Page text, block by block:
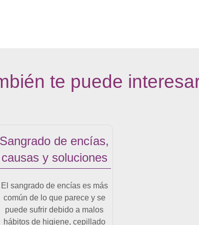
te puede
Sangrado de encías,
causas y soluciones
El sangrado de encías es más
común de lo que parece y se
puede sufrir debido a malos
hábitos de higiene, cepillado